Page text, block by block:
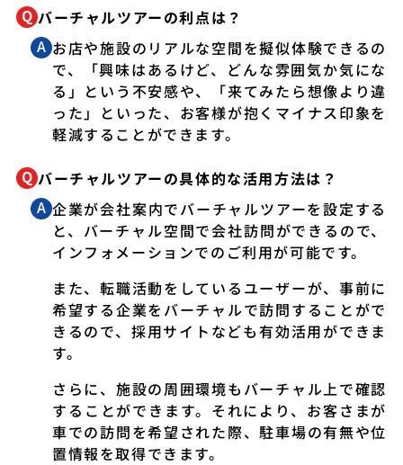
バーチャルツアーの利点は？
お店や施設のリアルな空間を擬似体験できるの
で、「興味はあるけど、どんな雰囲気か気にな
る」という不安感や、「来てみたら想像より違
った」といった、お客様が抱くマイナス印象を
軽減することができます。
バーチャルツアーの具体的な活用方法は？
企業が会社案内でバーチャルツアーを設定する
と、バーチャル空間で会社訪問ができるので、
インフォメーションでのご利用が可能です。
また、転職活動をしているユーザーが、事前に
希望する企業をバーチャルで訪問することがで
きるので、採用サイトなども有効活用ができま
す。
さらに、施設の周囲環境もバーチャル上で確認
することができます。それにより、お客さまが
車での訪問を希望された際、駐車場の有無や位
置情報を取得できます。